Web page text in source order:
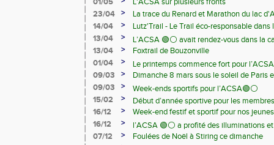
23/04
>
La trace du Renard et Marathon du lac
14/04
>
Lutz'Trail - Le Trail éco-responsable dans
13/04
>
L’ACSA 🟢⚪️ avait rendez-vous dans la
13/04
>
Foxtrail de Bouzonville
01/04
>
Le printemps commence fort pour
09/03
>
Dimanche 8 mars sous le soleil de Paris
09/03
>
Week-ends sportifs pour l’ACSA🟢⚪️
15/02
>
Début d’année sportive pour les
16/12
>
Week-end festif et sportif pour nos
16/12
>
l’ACSA 🟢⚪️ a profité des illuminations
07/12
>
Foulées de Noël à Stiring ce dimanche